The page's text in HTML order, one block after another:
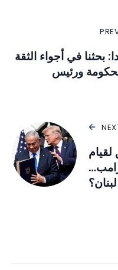
بحثنا في أجواء الثقة
ورئيس